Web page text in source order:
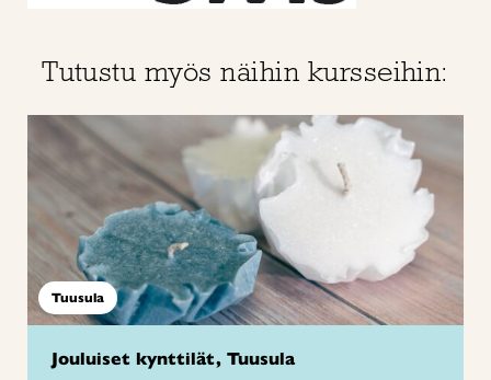
Tutustu myös näihin kursseihin:
Tuusula
Jouluiset kynttilät, Tuusula